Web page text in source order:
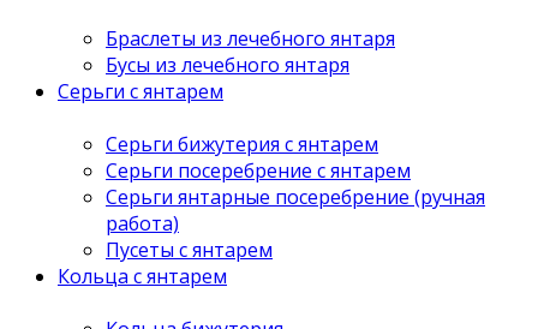
Браслеты из лечебного янтаря
Бусы из лечебного янтаря
Серьги с янтарем
Серьги бижутерия с янтарем
Серьги посеребрение с янтарем
Серьги янтарные посеребрение (ручная
работа)
Пусеты с янтарем
Кольца с янтарем